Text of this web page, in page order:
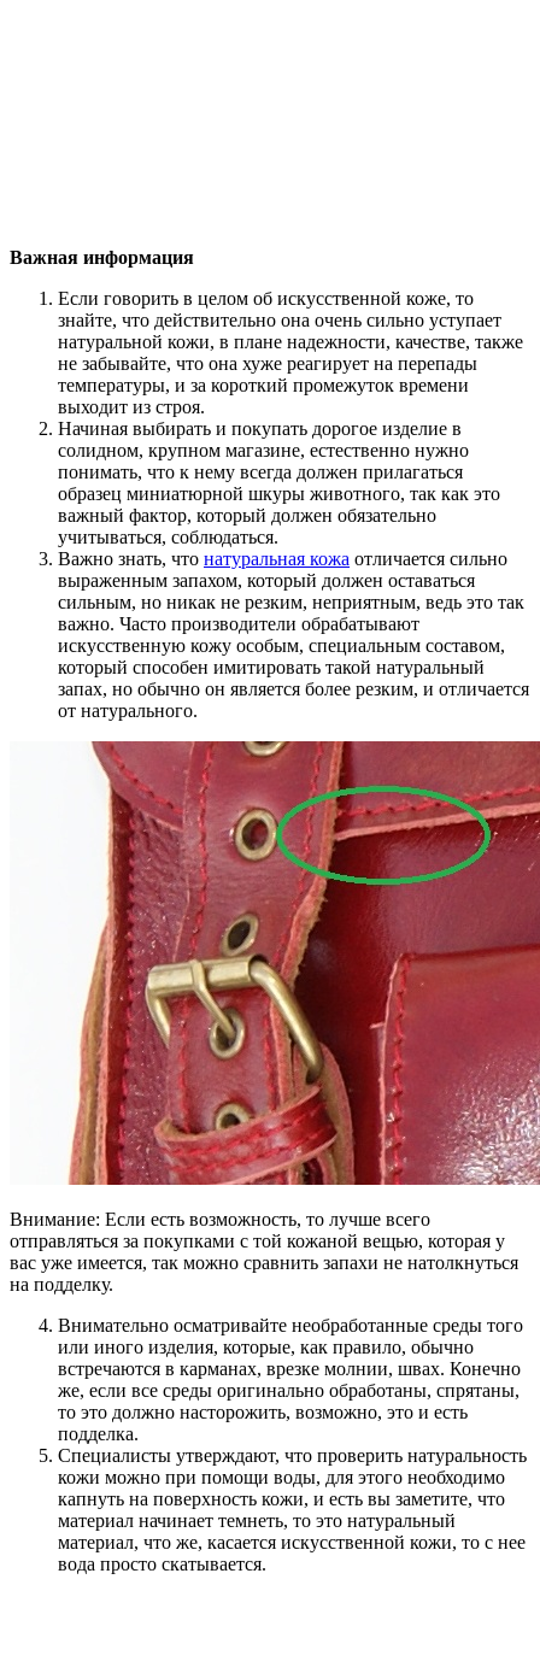
Важная информация
Если говорить в целом об искусственной коже, то
знайте, что действительно она очень сильно уступает
натуральной кожи, в плане надежности, качестве, также
не забывайте, что она хуже реагирует на перепады
температуры, и за короткий промежуток времени
выходит из строя.
Начиная выбирать и покупать дорогое изделие в
солидном, крупном магазине, естественно нужно
понимать, что к нему всегда должен прилагаться
образец миниатюрной шкуры животного, так как это
важный фактор, который должен обязательно
учитываться, соблюдаться.
Важно знать, что натуральная кожа отличается сильно
выраженным запахом, который должен оставаться
сильным, но никак не резким, неприятным, ведь это так
важно. Часто производители обрабатывают
искусственную кожу особым, специальным составом,
который способен имитировать такой натуральный
запах, но обычно он является более резким, и отличается
от натурального.
Внимание: Если есть возможность, то лучше всего
отправляться за покупками с той кожаной вещью, которая у
вас уже имеется, так можно сравнить запахи не натолкнуться
на подделку.
Внимательно осматривайте необработанные среды того
или иного изделия, которые, как правило, обычно
встречаются в карманах, врезке молнии, швах. Конечно
же, если все среды оригинально обработаны, спрятаны,
то это должно насторожить, возможно, это и есть
подделка.
Специалисты утверждают, что проверить натуральность
кожи можно при помощи воды, для этого необходимо
капнуть на поверхность кожи, и есть вы заметите, что
материал начинает темнеть, то это натуральный
материал, что же, касается искусственной кожи, то с нее
вода просто скатывается.